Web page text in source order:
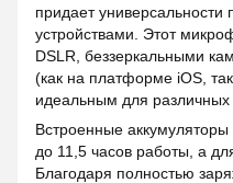
придает
устройствами. Этот
DSLR, беззеркальными
(как на платформе iOS,
идеальным для
Встроенные
до 11,5 часов работы, а
Благодаря полностью